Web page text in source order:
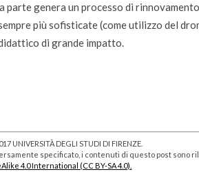
parte genera un processo di
più sofisticate (come utilizzo del
di grande impatto.
UNIVERSITÀ DEGLI STUDI DI FIRENZE.
specificato, i contenuti di questo post sono
4.0 International (CC BY-SA 4.0).